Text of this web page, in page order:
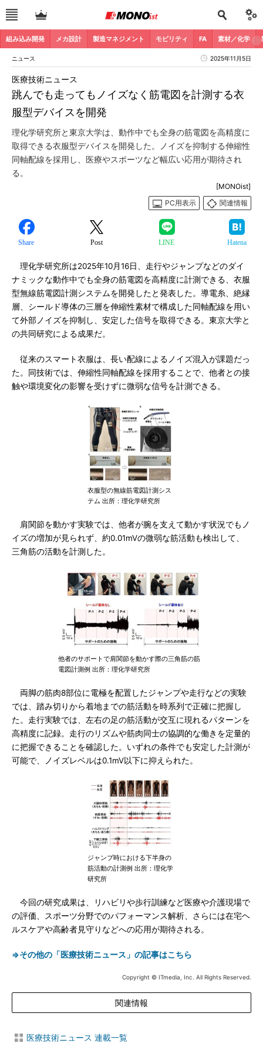
組み込み開発 メカ設計 製造マネジメント モビリティ FA 素材／化学
ニュース 2025年11月5日
跳んでも走ってもノイズなく筋電図を計測する衣
服型デバイスを開発
医療技術ニュース
理化学研究所と東京大学は、動作中でも全身の筋電図を高精度に
取得できる衣服型デバイスを開発した。ノイズを抑制する伸縮性
同軸配線を採用し、医療やスポーツなど幅広い応用が期待され
る。
[MONOist]
PC用表示
関連情報
Share Post LINE Hatena
理化学研究所は2025年10月16日、走行やジャンプなどのダイ
ナミックな動作中でも全身の筋電図を高精度に計測できる、衣服
型無線筋電図計測システムを開発したと発表した。導電糸、絶縁
層、シールド導体の三層を伸縮性素材で構成した同軸配線を用い
て外部ノイズを抑制し、安定した信号を取得できる。東京大学と
の共同研究による成果だ。
従来のスマート衣服は、長い配線によるノイズ混入が課題だっ
た。同技術では、伸縮性同軸配線を採用することで、他者との接
触や環境変化の影響を受けずに微弱な信号を計測できる。
衣服型の無線筋電図計測シス
テム 出所：理化学研究所
肩関節を動かす実験では、他者が腕を支えて動かす状況でもノ
イズの増加が見られず、約0.01mVの微弱な筋活動も検出して、
三角筋の活動を計測した。
他者のサポートで肩関節を動かす際の三角筋の筋
電図計測例 出所：理化学研究所
両脚の筋肉8部位に電極を配置したジャンプや走行などの実験
では、踏み切りから着地までの筋活動を時系列で正確に把握し
た。走行実験では、左右の足の筋活動が交互に現れるパターンを
高精度に記録。走行のリズムや筋肉同士の協調的な働きを定量的
に把握できることを確認した。いずれの条件でも安定した計測が
可能で、ノイズレベルは0.1mV以下に抑えられた。
ジャンプ時における下半身の
筋活動の計測例 出所：理化学
研究所
今回の研究成果は、リハビリや歩行訓練など医療や介護現場で
の評価、スポーツ分野でのパフォーマンス解析、さらには在宅ヘ
ルスケアや高齢者見守りなどへの応用が期待される。
⇒その他の「医療技術ニュース」の記事はこちら
Copyright © ITmedia, Inc. All Rights Reserved.
関連情報
医療技術ニュース 連載一覧